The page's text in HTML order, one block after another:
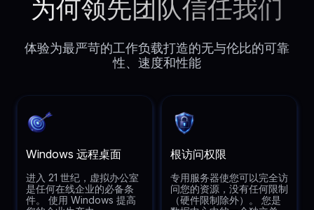
为何领先团队信任我们
体验为最严苛的工作负载打造的无与伦比的可靠
性、速度和性能
Windows 远程桌面
进入 21 世纪，虚拟办公室
是任何在线企业的必备条
件。 使用 Windows 提高
根访问权限
专用服务器使您可以完全访
问您的资源，没有任何限制
（硬件限制除外）。 您是